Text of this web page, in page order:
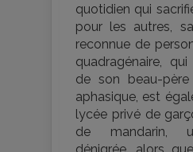
quotidien qui
pour les autres,
reconnue de
quadragénaire,
de son beau-
aphasique, est
lycée privé de
de mandarin,
dénigrée, alors